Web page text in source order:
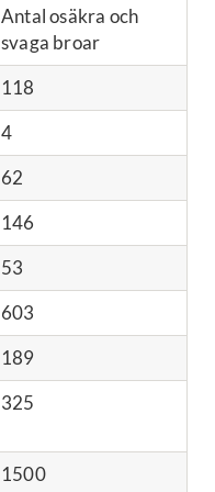
Antal osäkra och
svaga broar
118
4
62
146
53
603
189
325
1500